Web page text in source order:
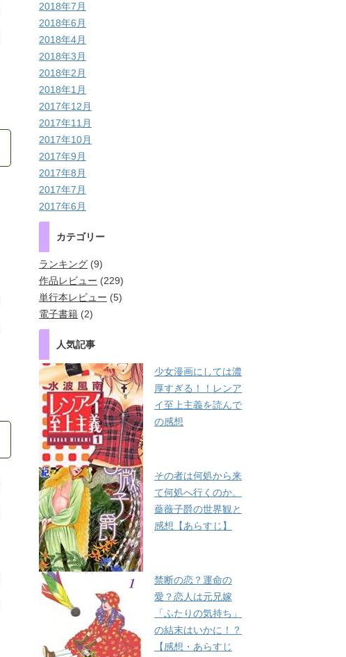
2018年7月
2018年6月
2018年4月
2018年3月
2018年2月
2018年1月
2017年12月
2017年11月
2017年10月
2017年9月
2017年8月
2017年7月
2017年6月
カテゴリー
ランキング (9)
作品レビュー (229)
単行本レビュー (5)
電子書籍 (2)
人気記事
少女漫画にしては濃
厚すぎる！！レンア
イ至上主義を読んで
の感想
その者は何処から来
て何処へ行くのか。
薔薇子爵の世界観と
感想【あらすじ】
禁断の恋？運命の
愛？恋人は元兄嫁
「ふたりの気持ち」
の結末はいかに！？
【感想・あらすじ